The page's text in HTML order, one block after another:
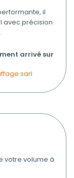
il
avec précision
arrivé sur
sarl
votre volume à